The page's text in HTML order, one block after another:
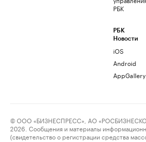
РБК
РБК
Новости
iOS
Android
AppGallery
© ООО «БИЗНЕСПРЕСС», АО
2026. Сообщения и материалы
(свидетельство о регистрации средства